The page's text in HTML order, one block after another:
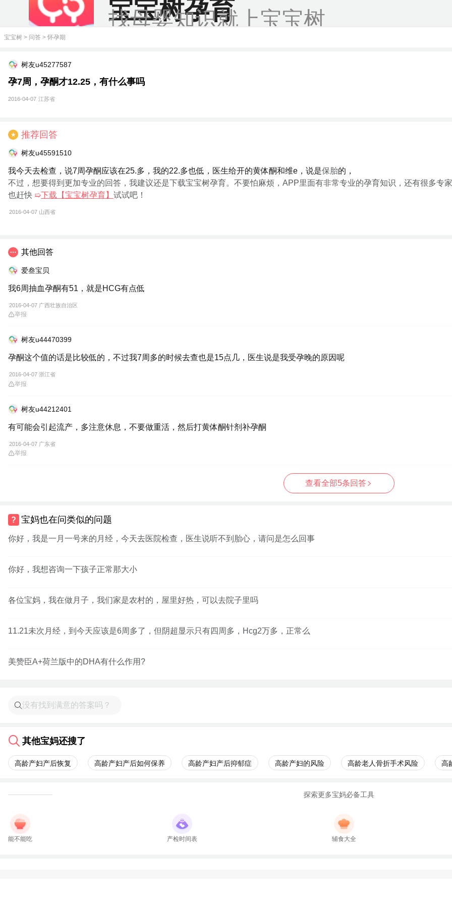
宝宝树孕育
找母婴知识就上宝宝树
宝宝树 > 问答 > 怀孕期
树友u45277587
孕7周，孕酮才12.25，有什么事吗
2016-04-07 江苏省
★ 推荐回答
树友u45591510
我今天去检查，说7周孕酮应该在25.多，我的22.多也低，医生给开的黄体酮和维e，说是保胎的，
不过，想要得到更加专业的回答，我建议还是下载宝宝树孕育。不要怕麻烦，APP里面有非常专业的孕育知识，还有很多专
也赶快 ➯下载【宝宝树孕育】 试试吧！
2016-04-07 山西省
其他回答
爱叁宝贝
我6周抽血孕酮有51，就是HCG有点低
2016-04-07 广西壮族自治区
举报
树友u44470399
孕酮这个值的话是比较低的，不过我7周多的时候去查也是15点几，医生说是我受孕晚的原因呢
2016-04-07 浙江省
举报
树友u44212401
有可能会引起流产，多注意休息，不要做重活，然后打黄体酮针剂补孕酮
2016-04-07 广东省
举报
查看全部5条回答
宝妈也在问类似的问题
你好，我是一月一号来的月经，今天去医院检查，医生说听不到胎心，请问是怎么回事
你好，我想咨询一下孩子正常那大小
各位宝妈，我在做月子，我们家是农村的，屋里好热，可以去院子里吗
11.21未次月经，到今天应该是6周多了，但阴超显示只有四周多，Hcg2万多，正常么
美赞臣A+荷兰版中的DHA有什么作用?
其他宝妈还搜了
高龄产妇产后恢复 高龄产妇产后如何保养 高龄产妇产后抑郁症 高龄产妇的风险 高龄老人骨折手术风险 高
探索更多宝妈必备工具
能不能吃 产检时间表 辅食大全